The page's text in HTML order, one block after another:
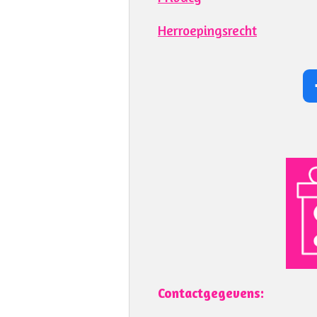
Herroepingsrecht
Contactgegevens: